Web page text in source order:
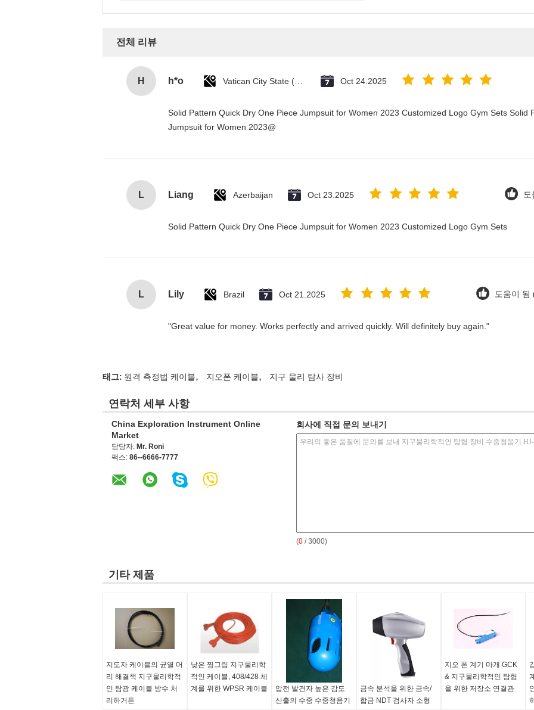
전체 리뷰
H h*o Oct 24.2025
Solid Pattern Quick Dry One Piece Jumpsuit for Women 2023 Customized Logo Gym Sets Solid
Jumpsuit for Women 2023@
L Liang Azerbaijan Oct 23.2025 도
Solid Pattern Quick Dry One Piece Jumpsuit for Women 2023 Customized Logo Gym Sets
L Lily Brazil Oct 21.2025 도움이 됨
"Great value for money. Works perfectly and arrived quickly. Will definitely buy again."
태그: 원격 측정법 케이블, 지오폰 케이블, 지구 물리 탐사 장비
연락처 세부 사항
China Exploration Instrument Online
Market
담당자: Mr. Roni
팩스: 86--6666-7777
회사에 직접 문의 보내기
(0 / 3000)
기타 제품
지도자 케이블의 균열 머
리 해결책 지구물리학적
인 탐광 케이블 방수 처
리하거든
낮은 찡그림 지구물리학
적인 케이블, 408/428 체
계를 위한 WPSR 케이블
압전 발견자 높은 감도
산출의 수중 수중청음기
금속 분석을 위한 금속/
합금 NDT 검사자 소형
지오 폰 계기 마개 GCK
& 지구물리학적인 탐험
을 위한 저장소 연결관